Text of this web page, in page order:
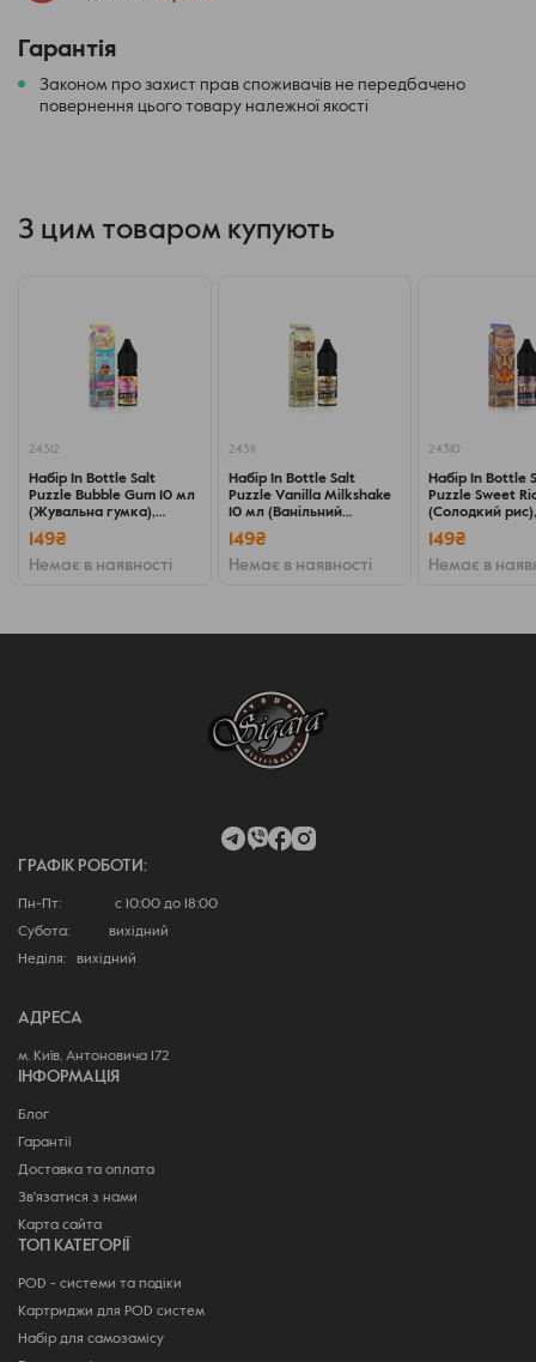
Гарантія
Законом про захист прав споживачів не передбачено
повернення цього товару належної якості
З цим товаром купують
24312
Набір In Bottle Salt
Puzzle Bubble Gum 10 мл
(Жувальна гумка),
самозаміс
149₴
Немає в наявності
24311
Набір In Bottle Salt
Puzzle Vanilla Milkshake
10 мл (Ванільний
милкшейк), самозаміс
149₴
Немає в наявності
24310
Набір In Bottle
Puzzle Sweet
(Солодкий рис),
самозаміс
149₴
Немає в
ГРАФІК РОБОТИ:
Пн-Пт: с 10:00 до 18:00
Субота: вихідний
Неділя: вихідний
АДРЕСА
м. Київ, Антоновича 172
ІНФОРМАЦІЯ
Блог
Гарантії
Доставка та оплата
Зв'язатися з нами
Карта сайта
ТОП КАТЕГОРІЇ
POD - системи та подіки
Картриджи для POD систем
Набір для самозамісу